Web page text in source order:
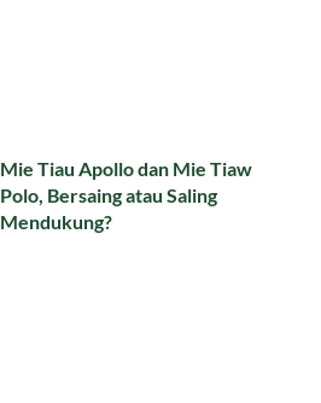
Mie Tiau Apollo dan Mie Tiaw
Polo, Bersaing atau Saling
Mendukung?